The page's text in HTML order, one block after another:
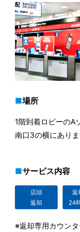
場所
1階到着ロビーのA
南口3の横にありま
サービス内容
店頭
返却
返
24
※返却専用カウンタ